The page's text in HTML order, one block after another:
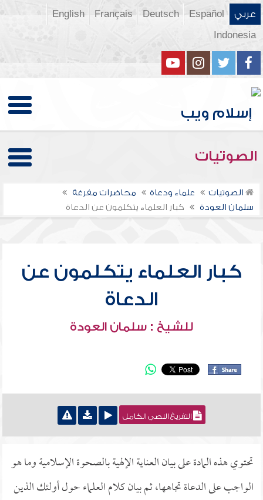
عربي Español
Deutsch
Français
English
Indonesia
الصوتيات
الصوتيات علماء ودعاة
محاضرات مفرغة
سلمان العودة
كبار العلماء يتكلمون عن الدعاة
كبار العلماء يتكلمون عن
الدعاة
للشيخ : سلمان العودة
التفريغ النصي الكامل
تحتوي هذه المادة على بيان العناية الإلهية بالصحوة الإسلامية وما هو
الواجب على الدعاة تجاهها، ثم بيان كلام العلماء حول أولئك الذين